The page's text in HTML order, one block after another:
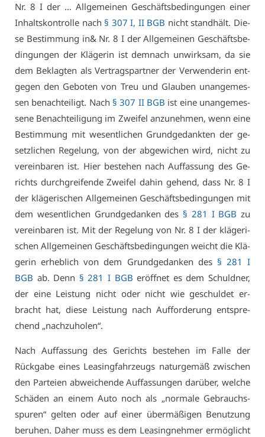
Nr. 8 I der … All­ge­mei­nen Ge­schäfts­be­din­gun­gen ei­ner
In­halts­kon­trol­le nach § 307 I, II BGB nicht stand­hält. Die­
se Be­stim­mung in& Nr. 8 I der All­ge­mei­nen Ge­schäfts­be­
din­gun­gen der Klä­ge­rin ist dem­nach un­wirk­sam, da sie
dem Be­klag­ten als Ver­trags­part­ner der Ver­wen­de­rin ent­
ge­gen den Ge­bo­ten von Treu und Glau­ben un­an­ge­mes­
sen be­nach­tei­ligt. Nach § 307 II BGB ist ei­ne un­an­ge­mes­
se­ne Be­nach­tei­li­gung im Zwei­fel an­zu­neh­men, wenn ei­ne
Be­stim­mung mit we­sent­li­chen Grund­ge­dank­ten der ge­
setz­li­chen Re­ge­lung, von der ab­ge­wi­chen wird, nicht zu
ver­ein­ba­ren ist. Hier be­ste­hen nach Auf­fas­sung des Ge­
richts durch­grei­fen­de Zwei­fel da­hin ge­hend, dass Nr. 8 I
der klä­ge­ri­schen All­ge­mei­nen Ge­schäfts­be­din­gun­gen mit
dem we­sent­li­chen Grund­ge­dan­ken des § 281 I BGB zu
ver­ein­ba­ren ist. Mit der Re­ge­lung von Nr. 8 I der klä­ge­ri­
schen All­ge­mei­nen Ge­schäfts­be­din­gun­gen weicht die Klä­
ge­rin er­heb­lich von dem Grund­ge­dan­ken des § 281 I
BGB ab. Denn § 281 I BGB er­öff­net es dem Schuld­ner,
der ei­ne Leis­tung nicht oder nicht wie ge­schul­det er­
bracht hat, die­se Leis­tung nach Auf­for­de­rung ent­spre­
chend „nach­zu­ho­len“.
Nach Auf­fas­sung des Ge­richts be­ste­hen im Fal­le der
Rück­ga­be ei­nes Lea­sing­fahr­zeugs na­tur­ge­mäß zwi­schen
den Par­tei­en ab­wei­chen­de Auf­fas­sun­gen dar­über, wel­che
Schä­den an ei­nem Au­to noch als „nor­ma­le Ge­brauchs­
spu­ren“ gel­ten oder auf ei­ner über­mä­ßi­gen Be­nut­zung
be­ru­hen. Da­her muss es dem Lea­sing­neh­mer er­mög­licht